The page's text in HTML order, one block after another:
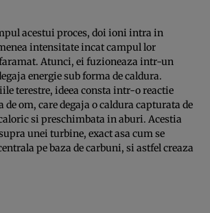
acestui proces, doi ioni intra in
intensitate incat campul lor
Atunci, ei fuzioneaza intr-un
energie sub forma de caldura.
terestre, ideea consta intr-o reactie
om, care degaja o caldura capturata de
si preschimbata in aburi. Acestia
unei turbine, exact asa cum se
pe baza de carbuni, si astfel creaza